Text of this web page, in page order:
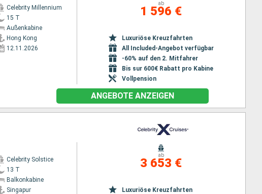
Celebrity Millennium
15 T
Außenkabine
Hong Kong
12.11.2026
ab
1 596 €
Luxuriöse Kreuzfahrten
All Included-Angebot verfügbar
-60% auf den 2. Mitfahrer
Bis sur 600€ Rabatt pro Kabine
Vollpension
ANGEBOTE ANZEIGEN
Celebrity Solstice
13 T
Balkonkabine
Singapur
ab
3 653 €
Luxuriöse Kreuzfahrten